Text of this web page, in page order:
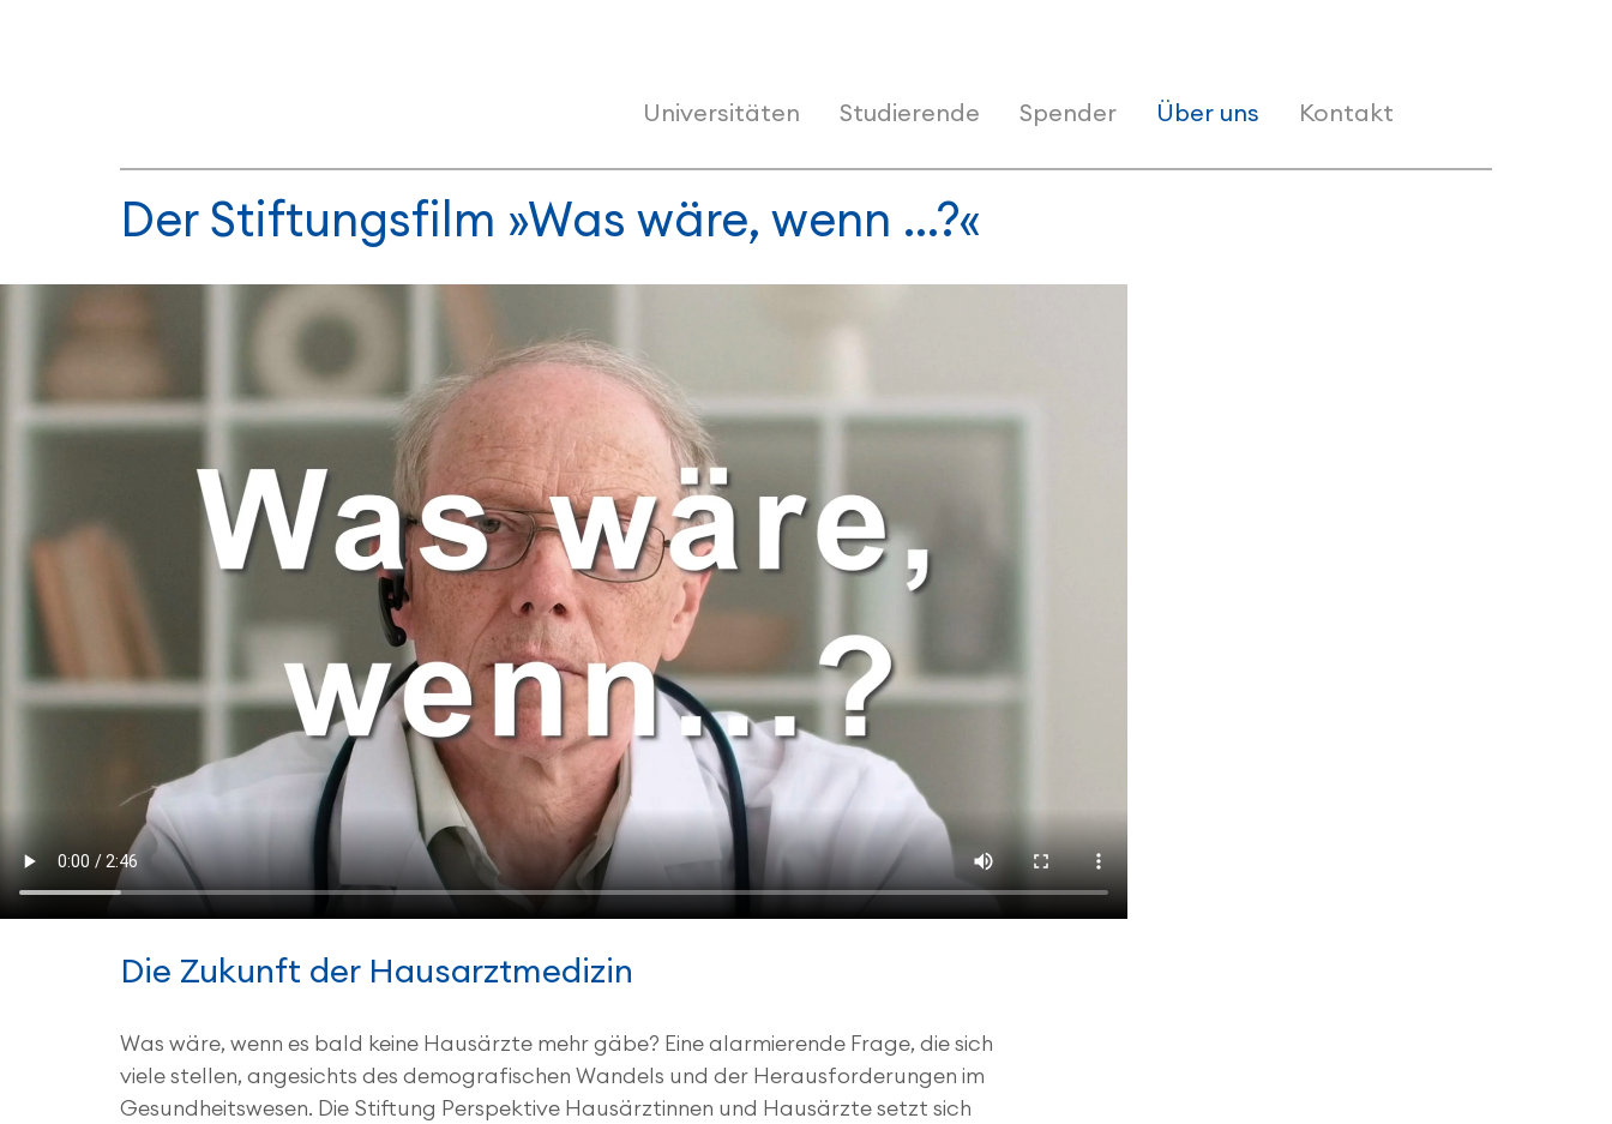
Universitäten Studierende Spender Über uns Kontakt
Der Stiftungsfilm »Was wäre, wenn …?«
Die Zukunft der Hausarztmedizin
Was wäre, wenn es bald keine Hausärzte mehr gäbe? Eine alarmierende Frage, die sich
viele stellen, angesichts des demografischen Wandels und der Herausforderungen im
Gesundheitswesen. Die Stiftung Perspektive Hausärztinnen und Hausärzte setzt sich